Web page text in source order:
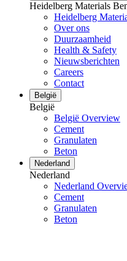
Heidelberg Materials
Heidelberg
Over ons
Duurzaamheid
Health & Safety
Nieuwsberichten
Careers
Contact
België
België
België Overview
Cement
Granulaten
Beton
Nederland
Nederland
Nederland
Cement
Granulaten
Beton